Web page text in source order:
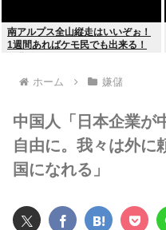
南アルプス全山縦走はいいぞぉ！
1週間あればケモ民でも出来る！
ホーム 嫌儲
中国人「日本企業が
自由に。我々は外に
国になれる」